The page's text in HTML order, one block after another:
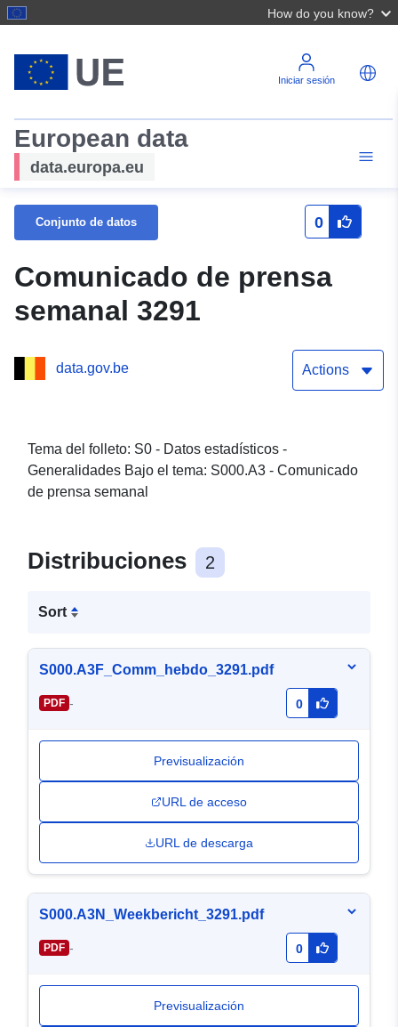
How do you know?
Iniciar sesión
European data
data.europa.eu
Conjunto de datos 0
Comunicado de prensa
semanal 3291
data.gov.be Actions
Tema del folleto: S0 - Datos estadísticos -
Generalidades Bajo el tema: S000.A3 - Comunicado
de prensa semanal
Distribuciones 2
Sort
S000.A3F_Comm_hebdo_3291.pdf
PDF - 0
Previsualización
URL de acceso
URL de descarga
S000.A3N_Weekbericht_3291.pdf
PDF - 0
Previsualización